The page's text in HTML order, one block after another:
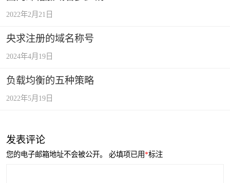
2022年2月21日
央求注册的域名称号
2024年4月19日
负载均衡的五种策略
2022年5月19日
发表评论
您的电子邮箱地址不会被公开。 必填项已用*标注